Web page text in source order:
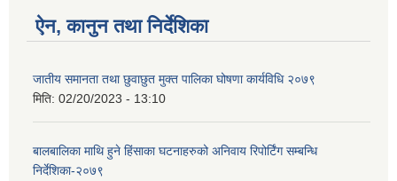
ऐन, कानुन तथा निर्देशिका
जातीय समानता तथा छुवाछुत मुक्त पालिका घोषणा कार्यविधि २०७९
मिति: 02/20/2023 - 13:10
बालबालिका माथि हुने हिंसाका घटनाहरुको अनिवाय रिपोर्टिंग सम्बन्धि
निर्देशिका-२०७९